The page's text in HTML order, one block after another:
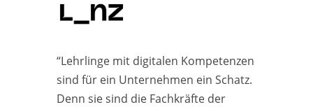
“Lehrlinge mit digitalen Kompetenzen
sind für ein Unternehmen ein Schatz.
Denn sie sind die Fachkräfte der